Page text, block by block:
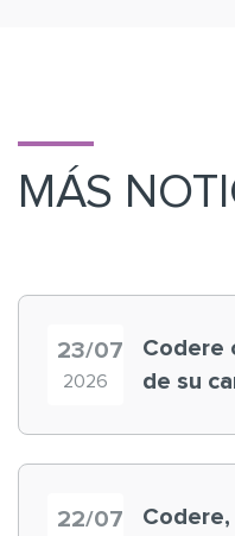
MÁS
23/07
2026
Codere
de su
22/07